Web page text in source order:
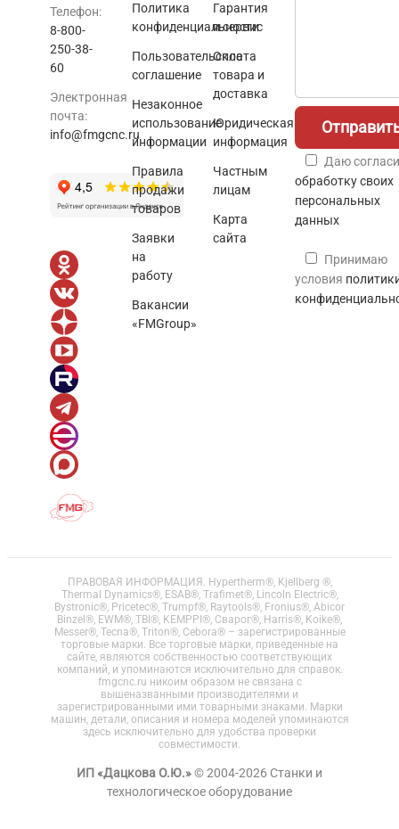
Телефон:
8-800-
250-38-
60
Электронная
почта:
info@fmgcnc.ru
Политика
конфиденциальности
Пользовательское
соглашение
Незаконное
использование
информации
Правила
продажи
товаров
Заявки
на
работу
Вакансии
«FMGroup»
Гарантия
и сервис
Оплата
товара и
доставка
Юридическая
информация
Частным
лицам
Карта
сайта
Даю
обработку своих
персональных
данных
Принимаю
условия
ПРАВОВАЯ ИНФОРМАЦИЯ. Hypertherm®, Kjellberg ®,
Thermal Dynamics®, ESAB®, Trafimet®, Lincoln Electric®,
Bystronic®, Pricetec®, Trumpf®, Raytools®, Fronius®, Abicor
Binzel®, EWM®, TBI®, KEMPPI®, Сварог®, Harris®, Koike®,
Messer®, Tecna®, Triton®, Cebora® – зарегистрированные
торговые марки. Все торговые марки, приведенные на
сайте, являются собственностью соответствующих
компаний, и упоминаются исключительно для справок.
fmgcnc.ru никоим образом не связана с
вышеназванными производителями и
зарегистрированными ими товарными знаками. Марки
машин, детали, описания и номера моделей упоминаются
здесь исключительно для удобства проверки
совместимости.
ИП «Дацкова О.Ю.»© 2004-2026 Станки и
технологическое оборудование